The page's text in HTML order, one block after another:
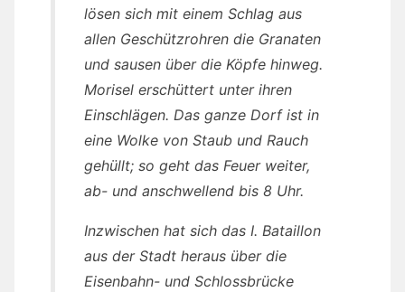
lösen sich mit einem Schlag aus
allen Geschützrohren die Granaten
und sausen über die Köpfe hinweg.
Morisel erschüttert unter ihren
Einschlägen. Das ganze Dorf ist in
eine Wolke von Staub und Rauch
gehüllt; so geht das Feuer weiter,
ab- und anschwellend bis 8 Uhr.
Inzwischen hat sich das I. Bataillon
aus der Stadt heraus über die
Eisenbahn- und Schlossbrücke